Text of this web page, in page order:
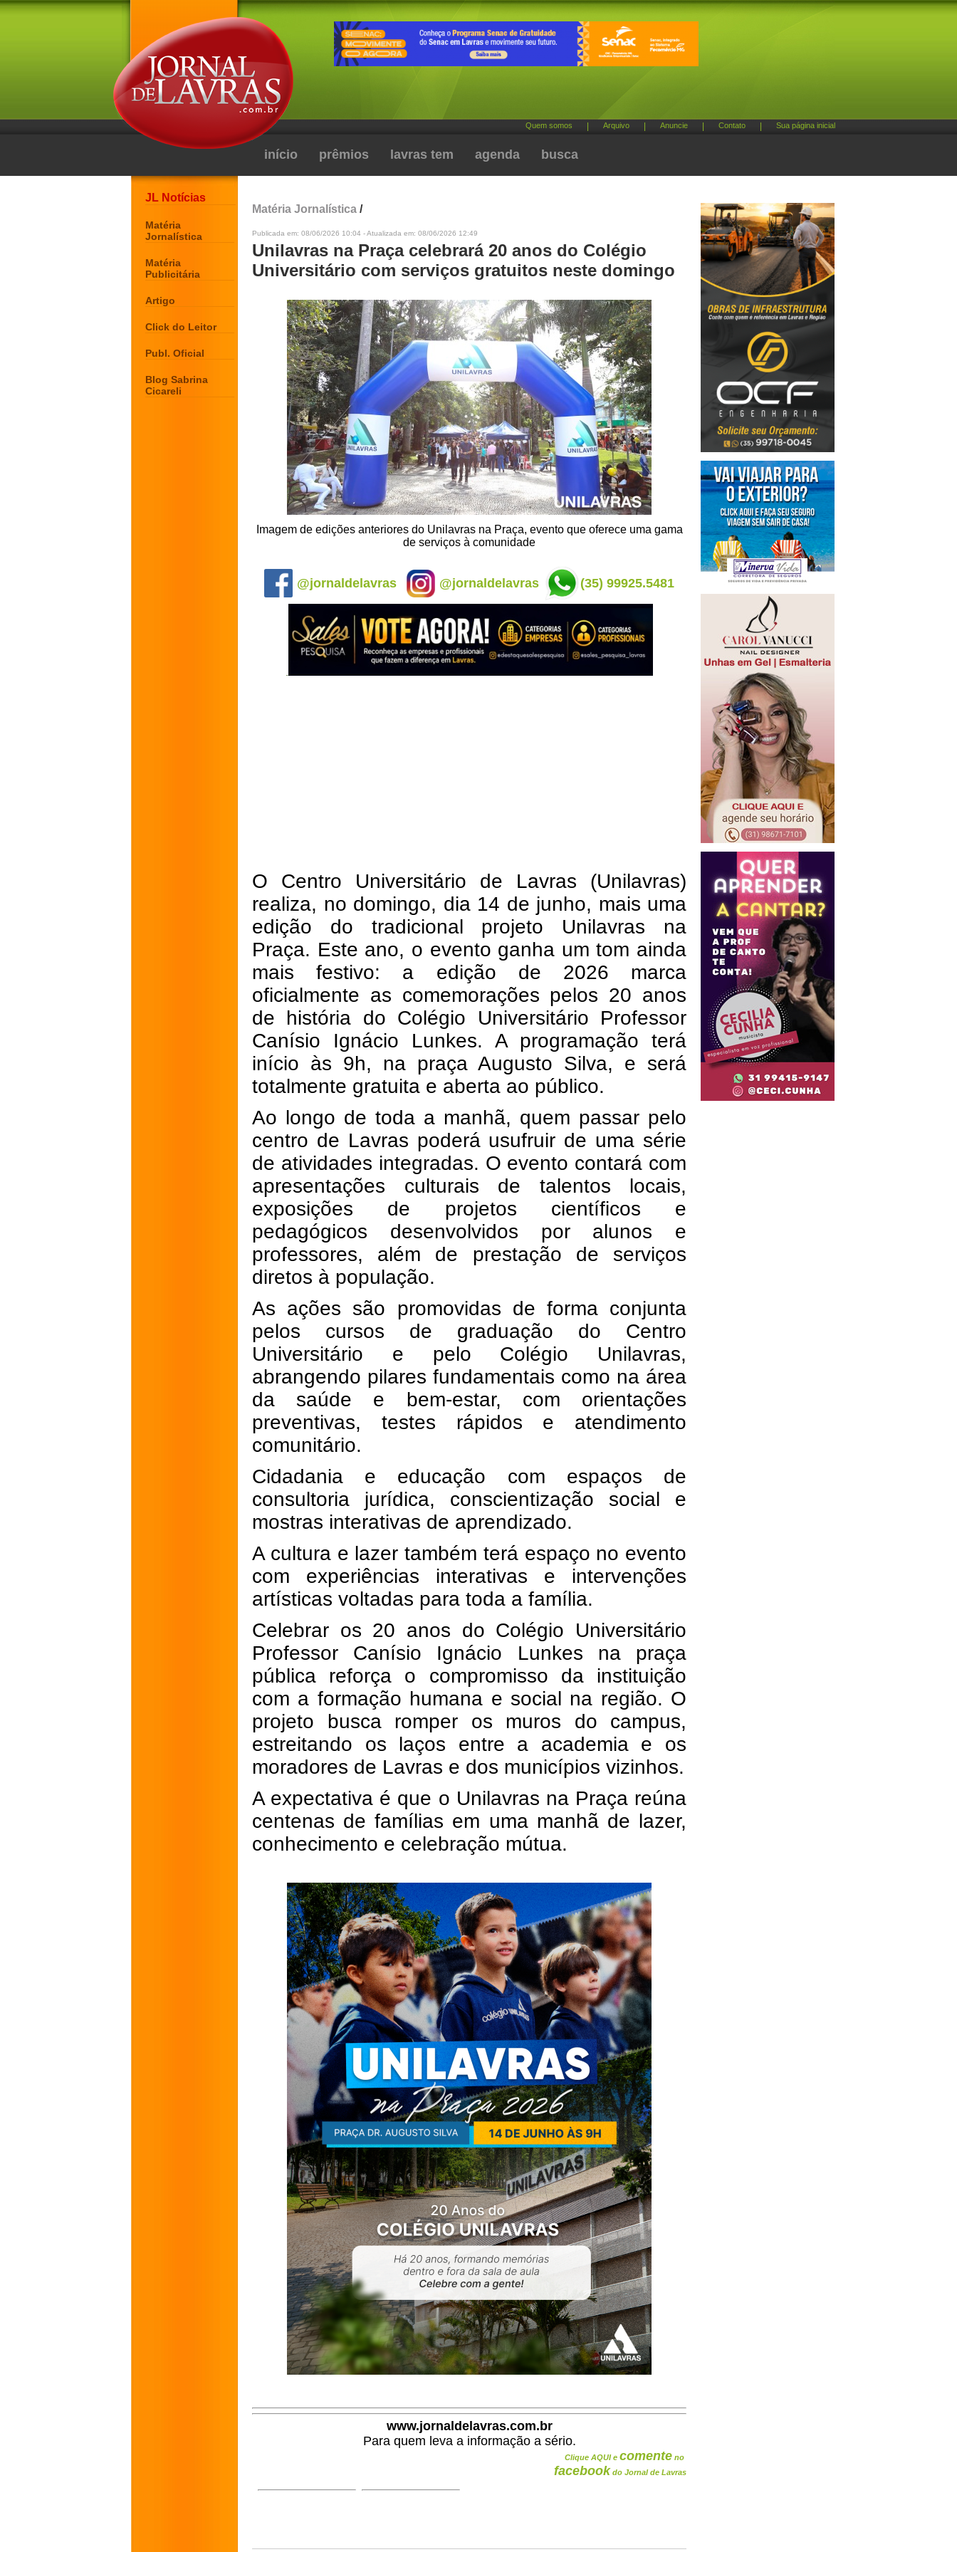
Quem somos Arquivo Anuncie Contato Sua página inicial
início prêmios lavras tem agenda busca
JL Notícias
Matéria
Jornalística
Matéria
Publicitária
Artigo
Click do Leitor
Publ. Oficial
Blog Sabrina
Cicareli
Matéria Jornalística /
Publicada em: 08/06/2026 10:04 - Atualizada em: 08/06/2026 12:49
Unilavras na Praça celebrará 20 anos do Colégio
Universitário com serviços gratuitos neste domingo
Imagem de edições anteriores do Unilavras na Praça, evento que oferece uma gama
de serviços à comunidade
@jornaldelavras @jornaldelavras (35) 99925.5481
O Centro Universitário de Lavras (Unilavras)
realiza, no domingo, dia 14 de junho, mais uma
edição do tradicional projeto Unilavras na
Praça. Este ano, o evento ganha um tom ainda
mais festivo: a edição de 2026 marca
oficialmente as comemorações pelos 20 anos
de história do Colégio Universitário Professor
Canísio Ignácio Lunkes. A programação terá
início às 9h, na praça Augusto Silva, e será
totalmente gratuita e aberta ao público.
Ao longo de toda a manhã, quem passar pelo
centro de Lavras poderá usufruir de uma série
de atividades integradas. O evento contará com
apresentações culturais de talentos locais,
exposições de projetos científicos e
pedagógicos desenvolvidos por alunos e
professores, além de prestação de serviços
diretos à população.
As ações são promovidas de forma conjunta
pelos cursos de graduação do Centro
Universitário e pelo Colégio Unilavras,
abrangendo pilares fundamentais como na área
da saúde e bem-estar, com orientações
preventivas, testes rápidos e atendimento
comunitário.
Cidadania e educação com espaços de
consultoria jurídica, conscientização social e
mostras interativas de aprendizado.
A cultura e lazer também terá espaço no evento
com experiências interativas e intervenções
artísticas voltadas para toda a família.
Celebrar os 20 anos do Colégio Universitário
Professor Canísio Ignácio Lunkes na praça
pública reforça o compromisso da instituição
com a formação humana e social na região. O
projeto busca romper os muros do campus,
estreitando os laços entre a academia e os
moradores de Lavras e dos municípios vizinhos.
A expectativa é que o Unilavras na Praça reúna
centenas de famílias em uma manhã de lazer,
conhecimento e celebração mútua.
www.jornaldelavras.com.br
Para quem leva a informação a sério.
Clique AQUI e comente no
facebook do Jornal de Lavras